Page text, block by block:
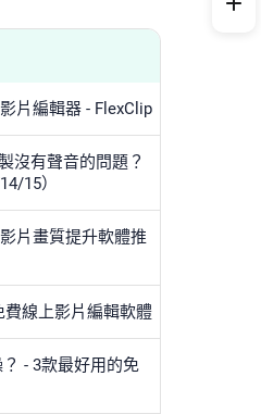
片編輯器 - FlexClip
沒有聲音的問題？
15）
片畫質提升軟體推
線上影片編輯軟體
- 3款最好用的免